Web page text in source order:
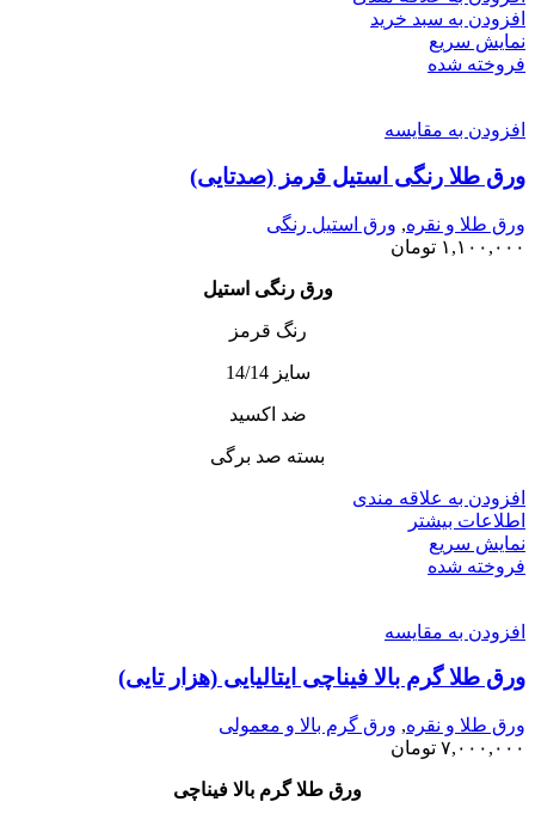
افزودن به سبد خرید
نمایش سریع
فروخته شده
افزودن به مقایسه
ورق طلا رنگی استیل قرمز (صدتایی)
ورق طلا و نقره, ورق استیل رنگی
۱,۱۰۰,۰۰۰ تومان
ورق رنگی استیل
رنگ قرمز
سایز 14/14
ضد اکسید
بسته صد برگی
افزودن به علاقه مندی
اطلاعات بیشتر
نمایش سریع
فروخته شده
افزودن به مقایسه
ورق طلا گرم بالا فیناچی ایتالیایی (هزار تایی)
ورق طلا و نقره, ورق گرم بالا و معمولی
۷,۰۰۰,۰۰۰ تومان
ورق طلا گرم بالا فیناچی